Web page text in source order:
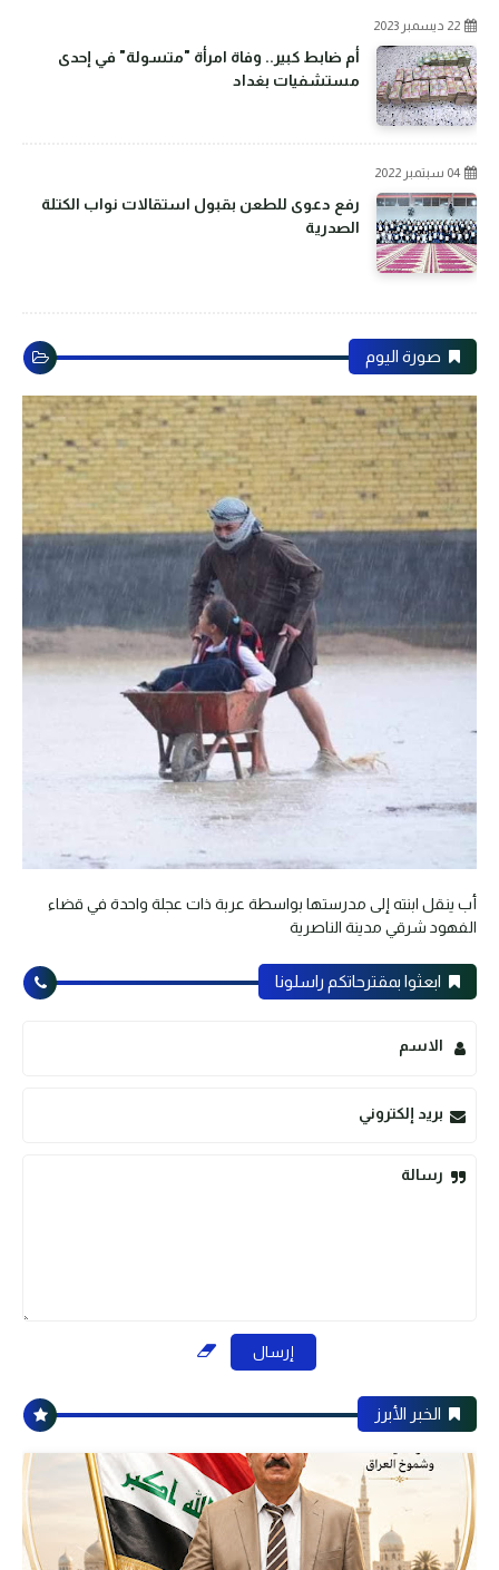
22 ديسمبر 2023
أم ضابط كبير.. وفاة امرأة "متسولة" في إحدى
مستشفيات بغداد
04 سبتمبر 2022
رفع دعوى للطعن بقبول استقالات نواب الكتلة
الصدرية
صورة اليوم
أب ينقل ابنته إلى مدرستها بواسطة عربة ذات عجلة واحدة في قضاء
الفهود شرقي مدينة الناصرية
ابعثوا بمقترحاتكم راسلونا
الاسم
بريد إلكتروني
رسالة
الخبر الأبرز